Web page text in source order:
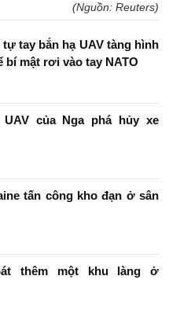
(Nguồn: Reuters)
tay bắn hạ UAV tàng hình
bí mật rơi vào tay NATO
UAV của Nga phá hủy xe
tấn công kho đạn ở sân
thêm một khu làng ở